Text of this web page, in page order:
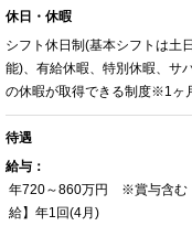
休日・休暇
シフト休日制(基本シフトは土
能)、有給休暇、特別休暇、サ
の休暇が取得できる制度※1
待遇
給与：
年720～860万円 ※賞与含
給】年1回(4月)